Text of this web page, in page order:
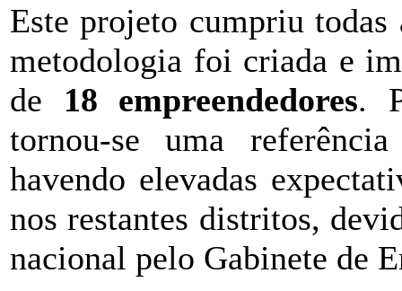
Este projeto cumpriu todas
metodologia foi criada e
de 18 empreendedores.
tornou-se uma
havendo elevadas
nos restantes distritos,
nacional pelo Gabinete de